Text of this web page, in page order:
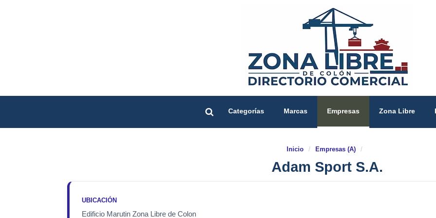
Categorías Marcas Empresas Zona Libre
Inicio / Empresas (A) /
Adam Sport S.A.
UBICACIÓN
Edificio Marutin Zona Libre de Colon